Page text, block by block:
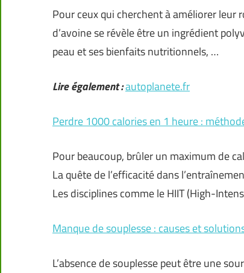
Pour ceux qui cherchent à améliorer leur
d’avoine se révèle être un ingrédient
peau et ses bienfaits nutritionnels, …
Lire également :autoplanete.fr
Perdre 1000 calories en 1 heure :
Pour beaucoup, brûler un maximum de
La quête de l’efficacité dans
Les disciplines comme le HIIT (High-
Manque de souplesse : causes et
L’absence de souplesse peut être une